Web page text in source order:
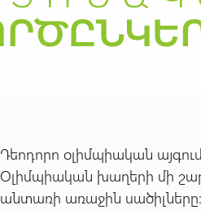
Դեոդորո օլիմպիական
Օլիմպիական խաղերի մի
անտառի առաջին սածիլները: